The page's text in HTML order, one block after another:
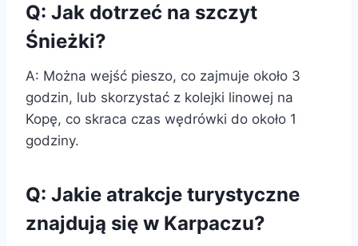
Q: Jak dotrzeć na szczyt
Śnieżki?
A: Można wejść pieszo, co zajmuje około 3
godzin, lub skorzystać z kolejki linowej na
Kopę, co skraca czas wędrówki do około 1
godziny.
Q: Jakie atrakcje turystyczne
znajdują się w Karpaczu?